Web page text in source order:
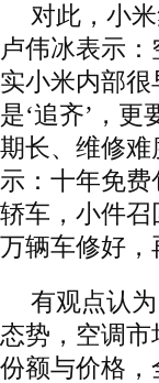
对此，小
卢伟冰表示
实小米内部
是‘追齐’，
期长、维修
示：十年免
轿车，小件
万辆车修好，
有观点认
态势，空调
份额与价格